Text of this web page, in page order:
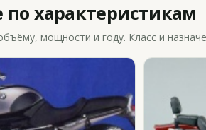
характеристикам
мощности и году. Класс и